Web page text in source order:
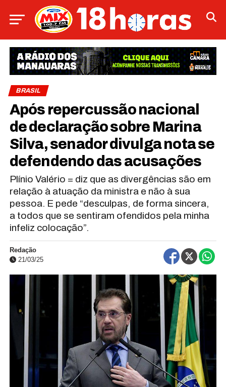
BRASIL
Após repercussão nacional
de declaração sobre Marina
Silva, senador divulga nota se
defendendo das acusações
Plínio Valério = diz que as divergências são em
relação à atuação da ministra e não à sua
pessoa. E pede “desculpas, de forma sincera,
a todos que se sentiram ofendidos pela minha
infeliz colocação”.
Redação
21/03/25